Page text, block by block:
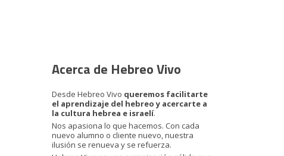
Acerca de Hebreo Vivo
Desde Hebreo Vivo queremos facilitarte
el aprendizaje del hebreo y acercarte a
la cultura hebrea e israelí.
Nos apasiona lo que hacemos. Con cada
nuevo alumno o cliente nuevo, nuestra
ilusión se renueva y se refuerza.